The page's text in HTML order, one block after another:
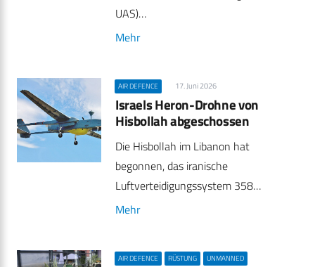
UAS)…
Mehr
AIR DEFENCE 17. Juni 2026
Israels Heron-Drohne von
Hisbollah abgeschossen
Die Hisbollah im Libanon hat
begonnen, das iranische
Luftverteidigungssystem 358…
Mehr
AIR DEFENCE RÜSTUNG UNMANNED